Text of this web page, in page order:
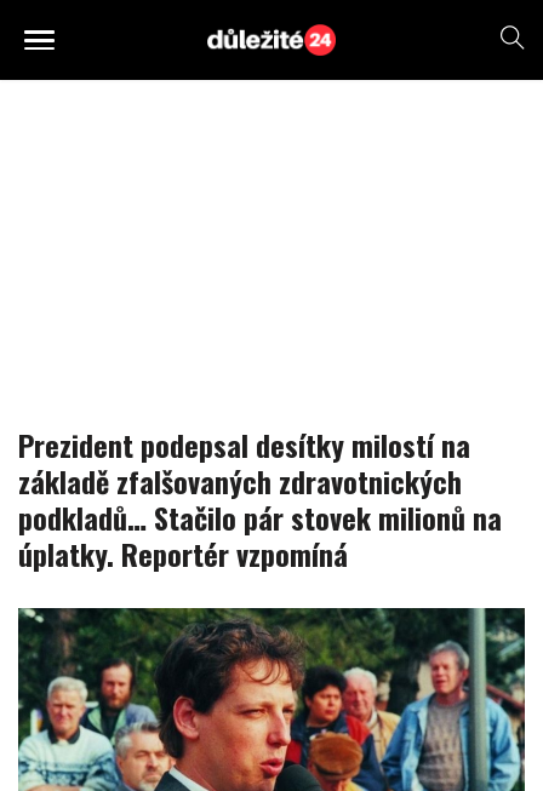
Prezident podepsal desítky milostí na
základě zfalšovaných zdravotnických
podkladů… Stačilo pár stovek milionů na
úplatky. Reportér vzpomíná